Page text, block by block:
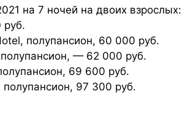
на 7 ночей на двоих взрослых:
руб.
полупансион, 60 000 руб.
— 62 000 руб.
69 600 руб.
полупансион, 97 300 руб.